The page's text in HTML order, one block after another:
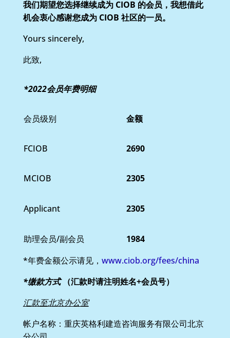
我们期望您选择继续成为 CIOB 的会员，我想借此
机会衷心感谢您成为 CIOB 社区的一员。
Yours sincerely,
此致,
*2022会员年费明细
会员级别 金额
FCIOB 2690
MCIOB 2305
Applicant 2305
助理会员/副会员
1984
*年费金额公示请见， www.ciob.org/fees/china
*缴款方式（汇款时请注明姓名+会员号）
汇款至北京办公室
帐户名称：重庆英格利建造咨询服务有限公司北京